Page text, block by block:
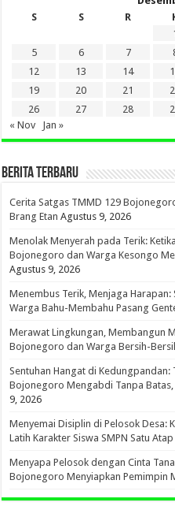
S
S R
5
6 7
12
13 14
19
20 21
26
27 28
« Nov
Jan »
BERITA TERBARU
Cerita Satgas TMMD 129
Brang Etan Agustus 9, 2026
Menolak Menyerah pada Terik:
Bojonegoro dan Warga Kesongo
Agustus 9, 2026
Menembus Terik, Menjaga
Warga Bahu-Membahu Pasang
Merawat Lingkungan, Membangun
Bojonegoro dan Warga Bersih-
Sentuhan Hangat di Kedungpandan:
Bojonegoro Mengabdi Tanpa
9, 2026
Menyemai Disiplin di Pelosok Desa:
Latih Karakter Siswa SMPN Satu
Menyapa Pelosok dengan Cinta
Bojonegoro Menyiapkan Pemimpin